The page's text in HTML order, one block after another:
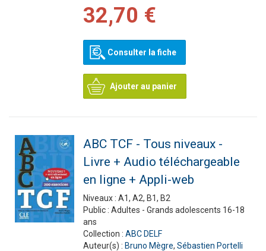
32,70 €
Consulter la fiche
Ajouter au panier
ABC TCF - Tous niveaux -
Livre + Audio téléchargeable
en ligne + Appli-web
Niveaux : A1, A2, B1, B2
Public : Adultes - Grands adolescents 16-18
ans
Collection : ABC DELF
Auteur(s) : Bruno Mègre, Sébastien Portelli